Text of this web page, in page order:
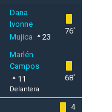
Dana
Ivonne
Mujica
23
76'
Marlén
Campos
11
Delantera
68'
4